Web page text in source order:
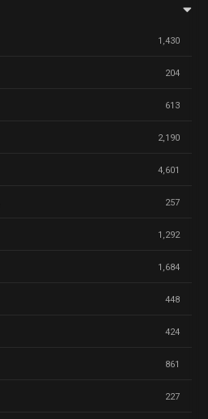
1,430
204
613
2,190
4,601
257
1,292
1,684
448
424
861
227